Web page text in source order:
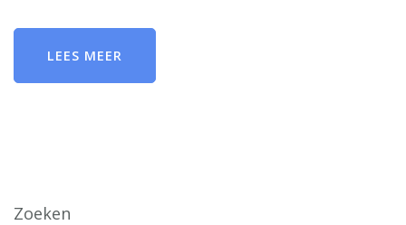
LEES MEER
Zoeken